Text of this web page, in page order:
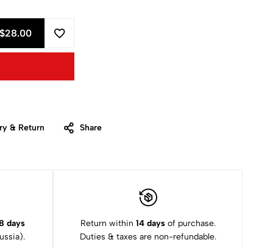
$28.00
& Return Share
days
Return within 14 daysof purchase.
Duties & taxes are non-refundable.